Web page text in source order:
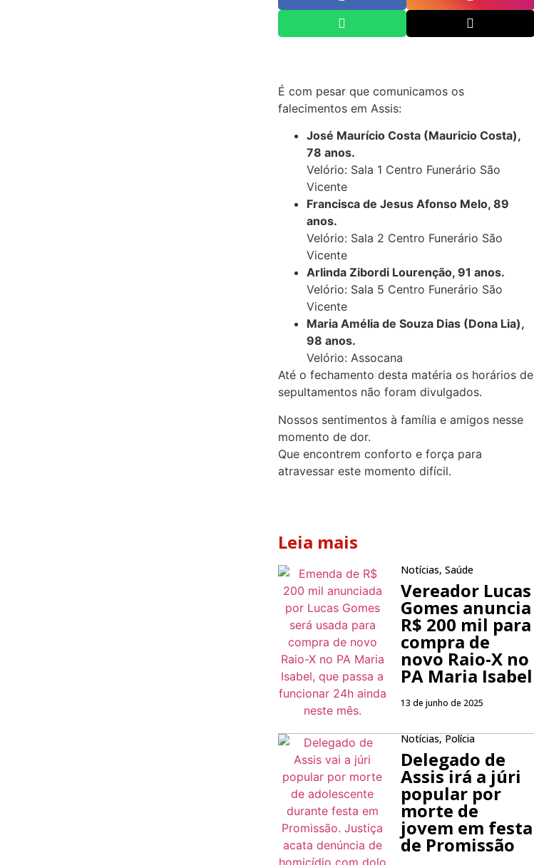
É com pesar que comunicamos os
falecimentos em Assis:
José Maurício Costa (Mauricio Costa),
78 anos.
Velório: Sala 1 Centro Funerário São
Vicente
Francisca de Jesus Afonso Melo, 89
anos.
Velório: Sala 2 Centro Funerário São
Vicente
Arlinda Zibordi Lourenção, 91 anos.
Velório: Sala 5 Centro Funerário São
Vicente
Maria Amélia de Souza Dias (Dona Lia),
98 anos.
Velório: Assocana
Até o fechamento desta matéria os horários de
sepultamentos não foram divulgados.
Nossos sentimentos à família e amigos nesse
momento de dor.
Que encontrem conforto e força para
atravessar este momento difícil.
Leia mais
Notícias,Saúde
Vereador Lucas
Gomes anuncia
R$ 200 mil para
compra de
novo Raio-X no
PA Maria Isabel
13 de junho de 2025
Notícias, Polícia
Delegado de
Assis irá a júri
popular por
morte de
jovem em festa
de Promissão